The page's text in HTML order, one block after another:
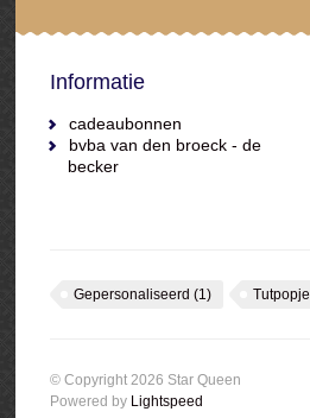
Informatie
cadeaubonnen
bvba van den broeck - de
becker
Gepersonaliseerd (1) Tutpopje
© Copyright 2026 Star Queen
Powered by Lightspeed